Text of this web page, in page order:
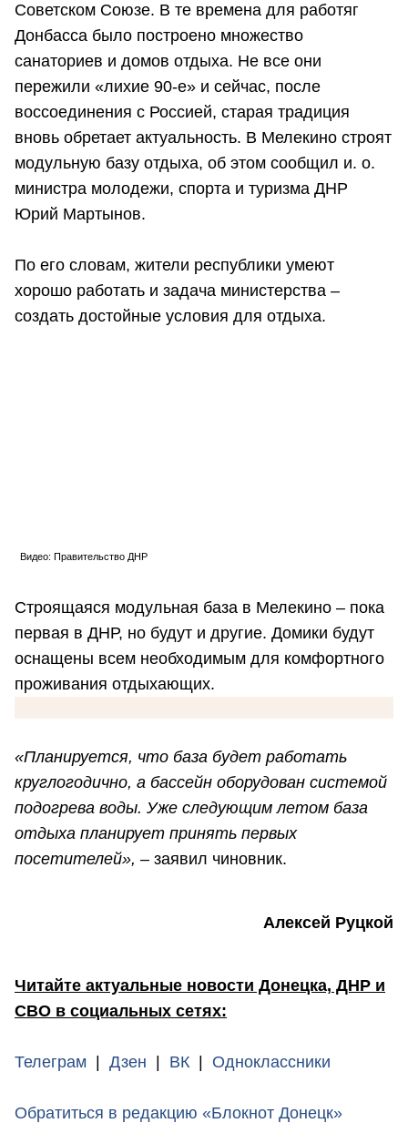
Советском Союзе. В те времена для работяг
Донбасса было построено множество
санаториев и домов отдыха. Не все они
пережили «лихие 90-е» и сейчас, после
воссоединения с Россией, старая традиция
вновь обретает актуальность. В Мелекино строят
модульную базу отдыха, об этом сообщил и. о.
министра молодежи, спорта и туризма ДНР
Юрий Мартынов.
По его словам, жители республики умеют
хорошо работать и задача министерства –
создать достойные условия для отдыха.
Видео: Правительство ДНР
Строящаяся модульная база в Мелекино – пока
первая в ДНР, но будут и другие. Домики будут
оснащены всем необходимым для комфортного
проживания отдыхающих.
«Планируется, что база будет работать
круглогодично, а бассейн оборудован системой
подогрева воды. Уже следующим летом база
отдыха планирует принять первых
посетителей», – заявил чиновник.
Алексей Руцкой
Читайте актуальные новости Донецка, ДНР и
СВО в социальных сетях:
Телеграм | Дзен | ВК | Одноклассники
Обратиться в редакцию «Блокнот Донецк»